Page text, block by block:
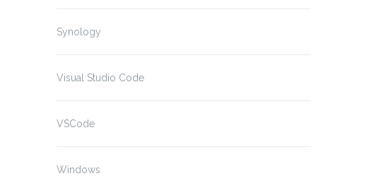
Synology
Visual Studio Code
VSCode
Windows